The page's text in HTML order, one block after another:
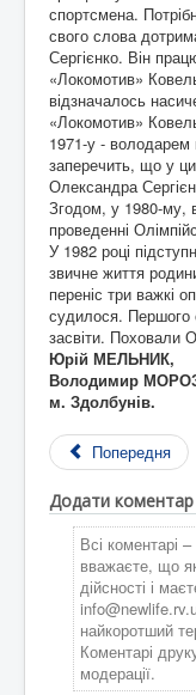
спортсмена.
свого слова
Сергієнко. Він
«Локомотив»
відзначалось
«Локомотив»
1971-у - володарем
заперечить, що у
Олександра
Згодом, у 1980-му,
проведенні
У 1982 році
звичне життя
переніс три важкі
судилося. Першого
засвіти. Поховали
Юрій МЕЛЬНИК,
Володимир
м. Здолбунів.
Попередня
Додати коментар
Всі коментарі
вважаєте, що
дійсності і
найкоротший
Коментарі
модерації.